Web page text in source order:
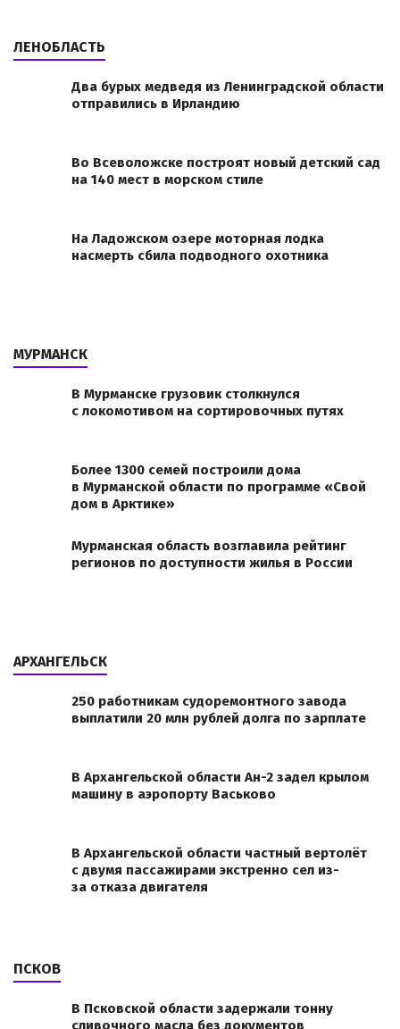
ЛЕНОБЛАСТЬ
Два бурых медведя из Ленинградской области
отправились в Ирландию
Во Всеволожске построят новый детский сад
на 140 мест в морском стиле
На Ладожском озере моторная лодка
насмерть сбила подводного охотника
МУРМАНСК
В Мурманске грузовик столкнулся
с локомотивом на сортировочных путях
Более 1300 семей построили дома
в Мурманской области по программе «Свой
дом в Арктике»
Мурманская область возглавила рейтинг
регионов по доступности жилья в России
АРХАНГЕЛЬСК
250 работникам судоремонтного завода
выплатили 20 млн рублей долга по зарплате
В Архангельской области Ан-2 задел крылом
машину в аэропорту Васьково
В Архангельской области частный вертолёт
с двумя пассажирами экстренно сел из-
за отказа двигателя
ПСКОВ
В Псковской области задержали тонну
сливочного масла без документов